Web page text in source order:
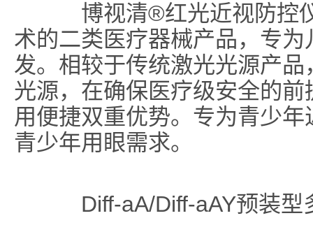
博视清®红光近视防控
术的二类医疗器械产品，专
发。相较于传统激光光源产
光源，在确保医疗级安全的
用便捷双重优势。专为青少
青少年用眼需求。
Diff-aA/Diff-aAY预装